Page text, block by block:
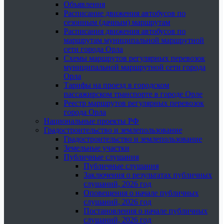
Объявления
Расписание движения автобусов по
сезонным (дачным) маршрутам
Расписания движения автобусов по
маршрутам муниципальной маршрутной
сети города Орла
Схемы маршрутов регулярных перевозок
муниципальной маршрутной сети города
Орла
Тарифы на проезд в городском
пассажирском транспорте в городе Орле
Реестр маршрутов регулярных перевозок
города Орла
Национальные проекты РФ
Градостроительство и землепользование
Градостроительство и землепользование
Земельные участки
Публичные слушания
Публичные слушания
Заключения о результатах публичных
слушаний, 2026 год
Оповещения о начале публичных
слушаний, 2026 год
Постановления о начале публичных
слушаний, 2026 год